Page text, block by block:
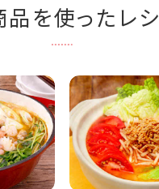
品を使ったレ